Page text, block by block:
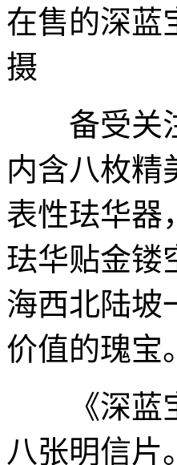
在售的深
摄
备受关注
内含八枚精
表性珐华器
珐华贴金镂
海西北陆坡
价值的瑰宝。
《深蓝宝
八张明信片